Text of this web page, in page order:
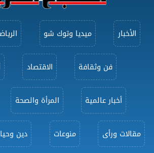
الأخبار ميديا وتوك شو
فن وثقافة الاقتصاد
أخبار عالمية المرأة والصحة
مقالات ورأى منوعات دين